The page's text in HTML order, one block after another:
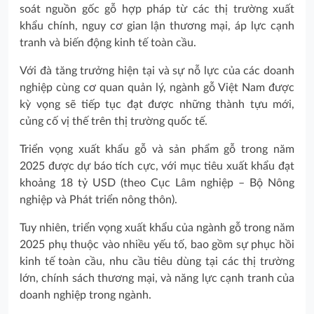
soát nguồn gốc gỗ hợp pháp từ các thị trường xuất
khẩu chính, nguy cơ gian lận thương mại, áp lực cạnh
tranh và biến động kinh tế toàn cầu.
Với đà tăng trưởng hiện tại và sự nỗ lực của các doanh
nghiệp cùng cơ quan quản lý, ngành gỗ Việt Nam được
kỳ vọng sẽ tiếp tục đạt được những thành tựu mới,
củng cố vị thế trên thị trường quốc tế.
Triển vọng xuất khẩu gỗ và sản phẩm gỗ trong năm
2025 được dự báo tích cực, với mục tiêu xuất khẩu đạt
khoảng 18 tỷ USD (theo Cục Lâm nghiệp – Bộ Nông
nghiệp và Phát triển nông thôn).
Tuy nhiên, triển vọng xuất khẩu của ngành gỗ trong năm
2025 phụ thuộc vào nhiều yếu tố, bao gồm sự phục hồi
kinh tế toàn cầu, nhu cầu tiêu dùng tại các thị trường
lớn, chính sách thương mại, và năng lực cạnh tranh của
doanh nghiệp trong ngành.